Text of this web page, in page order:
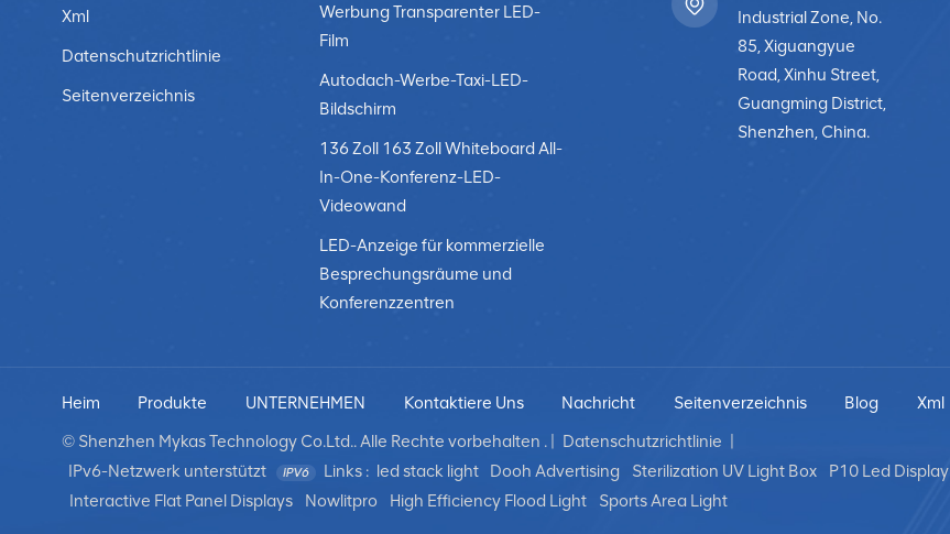
Xml
Datenschutzrichtlinie
Seitenverzeichnis
Werbung Transparenter LED-
Film
Autodach-Werbe-Taxi-LED-
Bildschirm
136 Zoll 163 Zoll Whiteboard All-
In-One-Konferenz-LED-
Videowand
LED-Anzeige für kommerzielle
Besprechungsräume und
Konferenzzentren
Industrial Zone, No.
85, Xiguangyue
Road, Xinhu Street,
Guangming District,
Shenzhen, China.
Heim Produkte UNTERNEHMEN Kontaktiere Uns Nachricht Seitenverzeichnis Blog Xml
© Shenzhen Mykas Technology Co.Ltd.. Alle Rechte vorbehalten . |
Datenschutzrichtlinie
IPv6-Netzwerk unterstützt
Links : led stack light Dooh Advertising Sterilization UV Light Box P10 Led Display
Interactive Flat Panel Displays
Nowlitpro High Efficiency Flood Light Sports Area Light